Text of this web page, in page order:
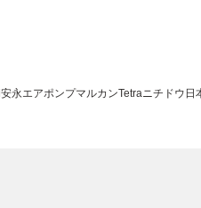
安永エアポンプマルカンTetraニチドウ 日